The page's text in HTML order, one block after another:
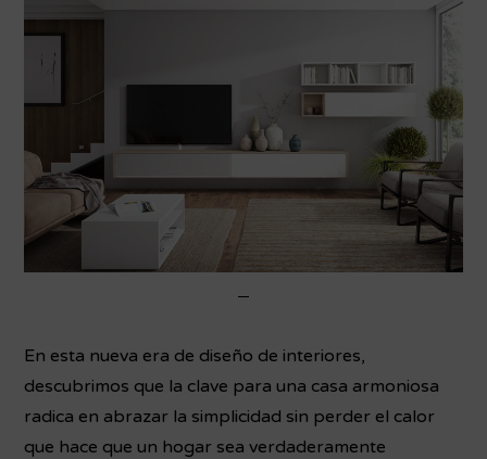
En esta nueva era de diseño de interiores,
descubrimos que la clave para una casa armoniosa
radica en abrazar la simplicidad sin perder el calor
que hace que un hogar sea verdaderamente